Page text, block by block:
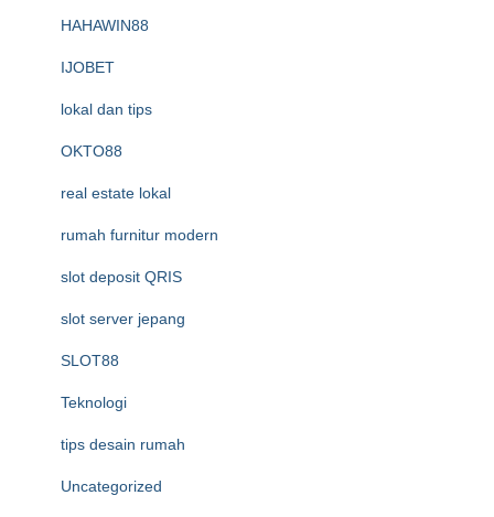
HAHAWIN88
IJOBET
lokal dan tips
OKTO88
real estate lokal
rumah furnitur modern
slot deposit QRIS
slot server jepang
SLOT88
Teknologi
tips desain rumah
Uncategorized